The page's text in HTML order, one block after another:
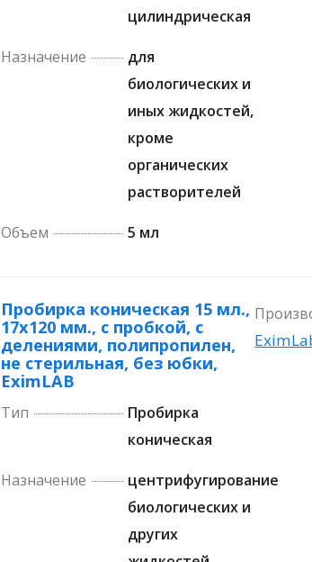
цилиндрическая
Назначение
для
биологических и
иных жидкостей,
кроме
органических
растворителей
Объем 5 мл
Пробирка коническая 15 мл.,
17х120 мм., с пробкой, с
делениями, полипропилен,
не стерильная, без юбки,
EximLAB
Тип
Пробирка
коническая
Назначение
центрифугирование
биологических и
других